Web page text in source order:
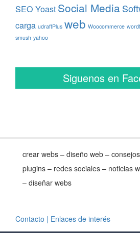
SEO Yoast Social Media
carga udraftPlus web Woocommerce
smush yahoo
Siguenos en
crear webs – diseño web –
plugins – redes sociales – noticias
– diseñar webs
Contacto | Enlaces de interés